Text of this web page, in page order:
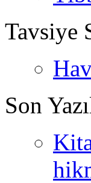
Tavsiye
Son